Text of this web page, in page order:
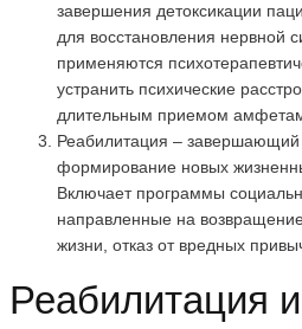
завершения детоксикации
для восстановления нервной
применяются
устранить психические
длительным приемом
Реабилитация – завершающий
формирование новых
Включает программы
направленные на
жизни, отказ от вредных
Реабилитация